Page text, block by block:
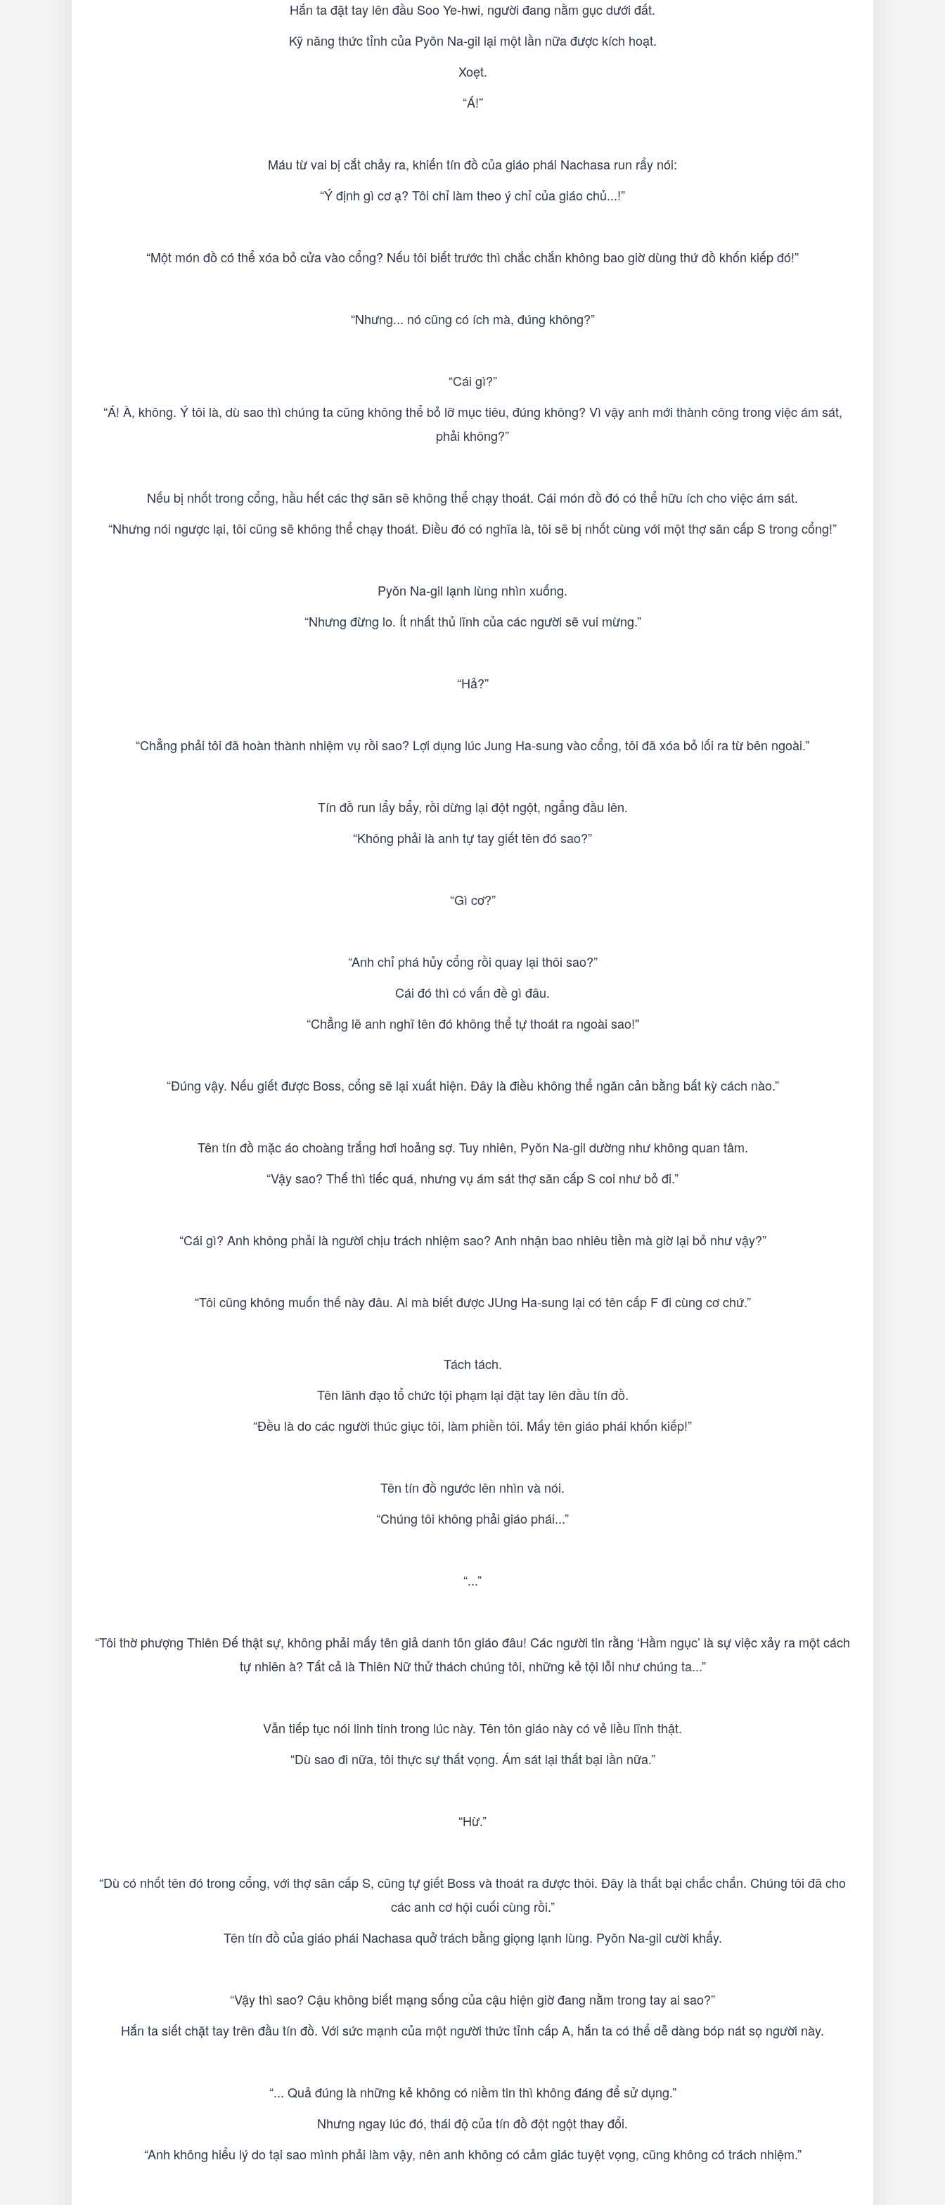
Hắn ta đặt tay lên đầu Soo Ye-hwi, người đang nằm gục dưới đất.
Kỹ năng thức tỉnh của Pyŏn Na-gil lại một lần nữa được kích hoạt.
Xoẹt.
“Á!”
Máu từ vai bị cắt chảy ra, khiến tín đồ của giáo phái Nachasa run rẩy nói:
“Ý định gì cơ ạ? Tôi chỉ làm theo ý chỉ của giáo chủ...!”
“Một món đồ có thể xóa bỏ cửa vào cổng? Nếu tôi biết trước thì chắc chắn không bao giờ dùng thứ đồ khốn kiếp đó!”
“Nhưng... nó cũng có ích mà, đúng không?”
“Cái gì?”
“Á! À, không. Ý tôi là, dù sao thì chúng ta cũng không thể bỏ lỡ mục tiêu, đúng không? Vì vậy anh mới thành công trong việc ám sát,
phải không?”
Nếu bị nhốt trong cổng, hầu hết các thợ săn sẽ không thể chạy thoát. Cái món đồ đó có thể hữu ích cho việc ám sát.
“Nhưng nói ngược lại, tôi cũng sẽ không thể chạy thoát. Điều đó có nghĩa là, tôi sẽ bị nhốt cùng với một thợ săn cấp S trong cổng!”
Pyŏn Na-gil lạnh lùng nhìn xuống.
“Nhưng đừng lo. Ít nhất thủ lĩnh của các người sẽ vui mừng.”
“Hả?”
“Chẳng phải tôi đã hoàn thành nhiệm vụ rồi sao? Lợi dụng lúc Jung Ha-sung vào cổng, tôi đã xóa bỏ lối ra từ bên ngoài.”
Tín đồ run lẩy bẩy, rồi dừng lại đột ngột, ngẩng đầu lên.
“Không phải là anh tự tay giết tên đó sao?”
“Gì cơ?”
“Anh chỉ phá hủy cổng rồi quay lại thôi sao?”
Cái đó thì có vấn đề gì đâu.
“Chẳng lẽ anh nghĩ tên đó không thể tự thoát ra ngoài sao!"
“Đúng vậy. Nếu giết được Boss, cổng sẽ lại xuất hiện. Đây là điều không thể ngăn cản bằng bất kỳ cách nào.”
Tên tín đồ mặc áo choàng trắng hơi hoảng sợ. Tuy nhiên, Pyŏn Na-gil dường như không quan tâm.
“Vậy sao? Thế thì tiếc quá, nhưng vụ ám sát thợ săn cấp S coi như bỏ đi.”
“Cái gì? Anh không phải là người chịu trách nhiệm sao? Anh nhận bao nhiêu tiền mà giờ lại bỏ như vậy?”
“Tôi cũng không muốn thế này đâu. Ai mà biết được JUng Ha-sung lại có tên cấp F đi cùng cơ chứ.”
Tách tách.
Tên lãnh đạo tổ chức tội phạm lại đặt tay lên đầu tín đồ.
“Đều là do các người thúc giục tôi, làm phiền tôi. Mấy tên giáo phái khốn kiếp!”
Tên tín đồ ngước lên nhìn và nói.
“Chúng tôi không phải giáo phái...”
“...”
“Tôi thờ phượng Thiên Đế thật sự, không phải mấy tên giả danh tôn giáo đâu! Các người tin rằng ‘Hầm ngục’ là sự việc xảy ra một cách
tự nhiên à? Tất cả là Thiên Nữ thử thách chúng tôi, những kẻ tội lỗi như chúng ta...”
Vẫn tiếp tục nói linh tinh trong lúc này. Tên tôn giáo này có vẻ liều lĩnh thật.
“Dù sao đi nữa, tôi thực sự thất vọng. Ám sát lại thất bại lần nữa.”
“Hừ.”
“Dù có nhốt tên đó trong cổng, với thợ săn cấp S, cũng tự giết Boss và thoát ra được thôi. Đây là thất bại chắc chắn. Chúng tôi đã cho
các anh cơ hội cuối cùng rồi.”
Tên tín đồ của giáo phái Nachasa quở trách bằng giọng lạnh lùng. Pyŏn Na-gil cười khẩy.
“Vậy thì sao? Cậu không biết mạng sống của cậu hiện giờ đang nằm trong tay ai sao?”
Hắn ta siết chặt tay trên đầu tín đồ. Với sức mạnh của một người thức tỉnh cấp A, hắn ta có thể dễ dàng bóp nát sọ người này.
“... Quả đúng là những kẻ không có niềm tin thì không đáng để sử dụng.”
Nhưng ngay lúc đó, thái độ của tín đồ đột ngột thay đổi.
“Anh không hiểu lý do tại sao mình phải làm vậy, nên anh không có cảm giác tuyệt vọng, cũng không có trách nhiệm.”